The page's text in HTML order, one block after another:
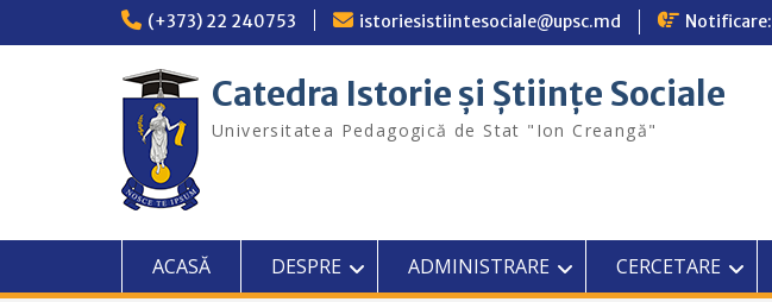
(+373) 22 240753 istoriesistiintesociale@upsc.md Notificare:
Catedra Istorie și Științe Sociale
Universitatea Pedagogică de Stat "Ion Creangă"
ACASĂ DESPRE ADMINISTRARE CERCETARE